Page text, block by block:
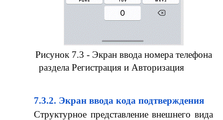
Рисунок 7.3 - Экран ввода номера телефона
раздела Регистрация и Авторизация
7.3.2. Экран ввода кода подтверждения
Структурное представление внешнего вида